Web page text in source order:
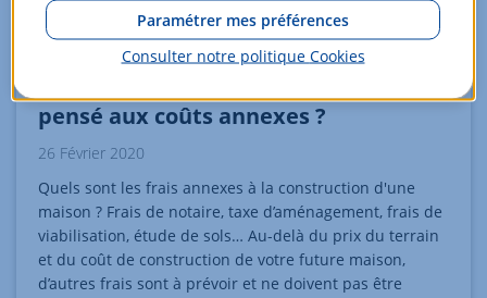
pensé aux coûts annexes ?
26 Février 2020
Quels sont les frais annexes à la construction d'une
maison ? Frais de notaire, taxe d’aménagement, frais de
viabilisation, étude de sols… Au-delà du prix du terrain
et du coût de construction de votre future maison,
d’autres frais sont à prévoir et ne doivent pas être
Paramétrer mes préférences
Consulter notre politique Cookies